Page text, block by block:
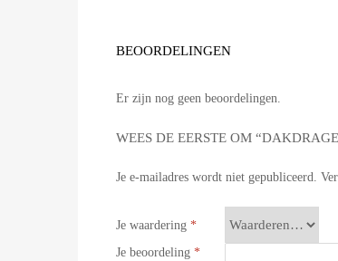
BEOORDELINGEN
Er zijn nog geen beoordelingen.
WEES DE EERSTE OM
Je e-mailadres wordt niet gepubliceerd.
Je waardering *
Je beoordeling *